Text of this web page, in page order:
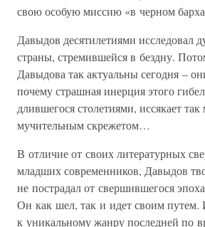
свою особую миссию «в черном
Давыдов десятилетиями исследовал
страны, стремившейся в бездну.
Давыдова так актуальны сегодня –
почему страшная инерция этого
длившегося столетиями, иссякает
мучительным скрежетом…
В отличие от своих литературных
младших современников, Давыдов
не пострадал от свершившегося
Он как шел, так и идет своим
к уникальному жанру последней по